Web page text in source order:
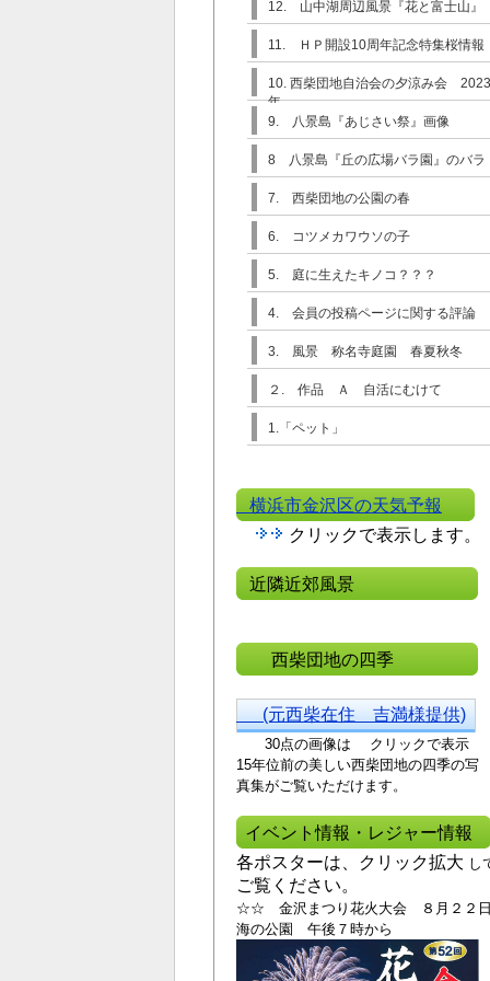
12. 山中湖周辺風景『花と富士山』
11. ＨＰ開設10周年記念特集桜情報
10. 西柴団地自治会の夕涼み会 2023
年
9. 八景島『あじさい祭』画像
8 八景島『丘の広場バラ園』のバラ
7. 西柴団地の公園の春
6. コツメカワウソの子
5. 庭に生えたキノコ？？？
4. 会員の投稿ページに関する評論
3. 風景 称名寺庭園 春夏秋冬
２. 作品 Ａ 自活にむけて
1.「ペット」
横浜市金沢区の天気予報
クリックで表示します。
近隣近郊風景
西柴団地の四季
(元西柴在住 吉満様提供)
30点の画像は クリックで表示
15年位前の美しい西柴団地の四季の写
真集がご覧いただけます。
イベント情報・レジャー情報
各ポスターは、クリック拡大 し
ご覧ください。
☆☆ 金沢まつり花火大会 ８月２２
海の公園 午後７時から